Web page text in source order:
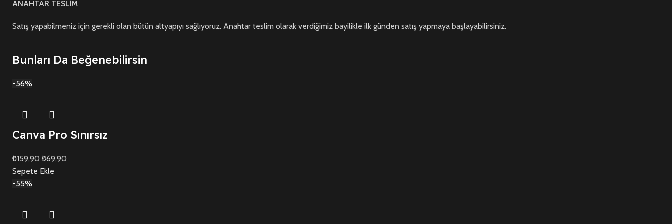
ANAHTAR TESLİM
Satış yapabilmeniz için gerekli olan bütün altyapıyı sağlıyoruz. Anahtar teslim olarak verdiğimiz bayilikle ilk günden satış yapmaya başlayabilirsiniz.
Bunları Da Beğenebilirsin
-56%
Canva Pro Sınırsız
₺159,90 ₺69,90
Sepete Ekle
-55%